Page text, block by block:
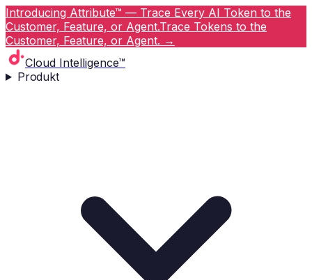
Introducing Attribute™ — Trace Every AI Token to the
Customer, Feature, or Agent.Trace Tokens to the
Customer, Feature, or Agent. →
Cloud Intelligence™
Produkt